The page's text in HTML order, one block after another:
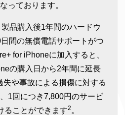
っております。
品購入後1年間のハードウ
間の無償電話サポートがつ
for iPhoneに加入すると、
の購入日から2年間に延長
失や事故による損傷に対する
1回につき7,800円のサービ
ることができます2 。